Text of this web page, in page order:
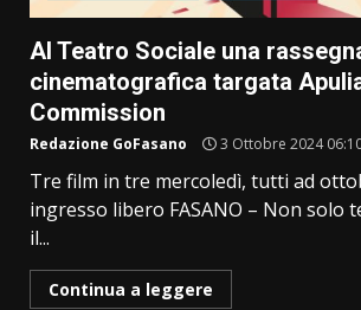
Al Teatro Sociale una
cinematografica targata
Commission
Redazione GoFasano 3 Ottobre 2024
Tre film in tre mercoledì, tutti ad
ingresso libero FASANO – Non solo
il...
Continua a leggere